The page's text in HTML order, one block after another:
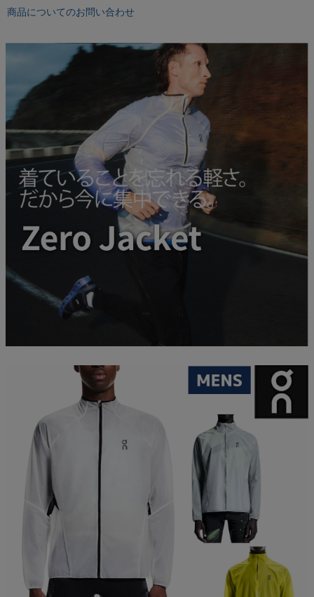
インフィット INFIT
サックス SAXX
オン On
スポーツマリオTOP
ベースボールマリオ（野球商品）
ご利用ガイド
プロテイン・サプリメントまとめ買い
アウトレットセール
スタッフブログ
商品についてのお問い合わせ